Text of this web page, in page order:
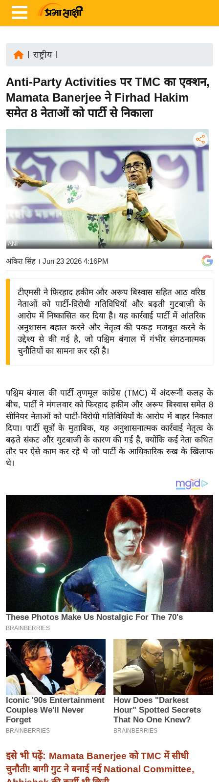
ज़ा
ख
र
ष्ट्री
य
अं
र्रा
ष्ट्री
बि
ज़
ने
द्यो
शे
ष
ज्ञ
रा
य
ब
ज
खे
क्रि
के
ट
I
P
2
0
2
6
क्रा
म
ई
-
पे
प
र
मि
सा
राष्ट्रीय|
Anti-Party Activities पर TMC का एक्शन,
Mamata Banerjee ने Firhad Hakim
समेत 8 नेताओं को पार्टी से निकाला
ANI
अंकित सिंह। Jun 23 2026 4:16PM
टीएमसी ने फिरहाद हकीम और अरूप बिस्वास सहित आठ वरिष्ठ
नेताओं को पार्टी-विरोधी गतिविधियों और बढ़ती गुटबाजी के
आरोप में निष्कासित कर दिया है। यह कार्रवाई पार्टी में आंतरिक
अनुशासन बहाल करने और नेतृत्व की पकड़ मजबूत करने के
उद्देश्य से की गई है, जो पश्चिम बंगाल में गंभीर संगठनात्मक
चुनौतियों का सामना कर रही है।
पश्चिम बंगाल की पार्टी तृणमूल कांग्रेस (TMC) में अंदरूनी कलह के
बीच, पार्टी ने मंगलवार को फिरहाद हकीम और अरूप बिस्वास समेत 8
सीनियर नेताओं को पार्टी-विरोधी गतिविधियों के आरोप में बाहर निकाल
दिया। पार्टी सूत्रों के मुताबिक, यह अनुशासनात्मक कार्रवाई नेतृत्व के
बढ़ते संकट और गुटबाजी के कारण की गई है, क्योंकि कई नेता कथित
तौर पर ऐसे काम कर रहे थे जो पार्टी के आधिकारिक रुख के खिलाफ
थे।
इसे भी पढ़ें: Mamata Banerjee को TMC में सीधी
चुनौती! बागी गुट ने बनाई नई National Committee,